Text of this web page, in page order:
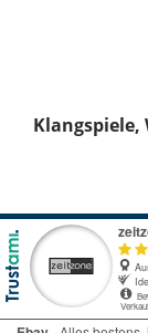
Klangspiele,